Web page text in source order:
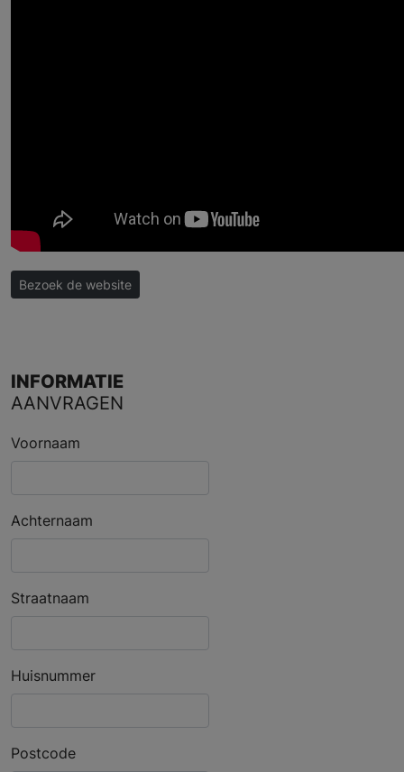
Bezoek de website
INFORMATIE
AANVRAGEN
Voornaam
Achternaam
Straatnaam
Huisnummer
Postcode